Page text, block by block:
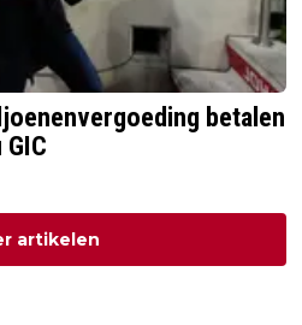
betalen
artikelen